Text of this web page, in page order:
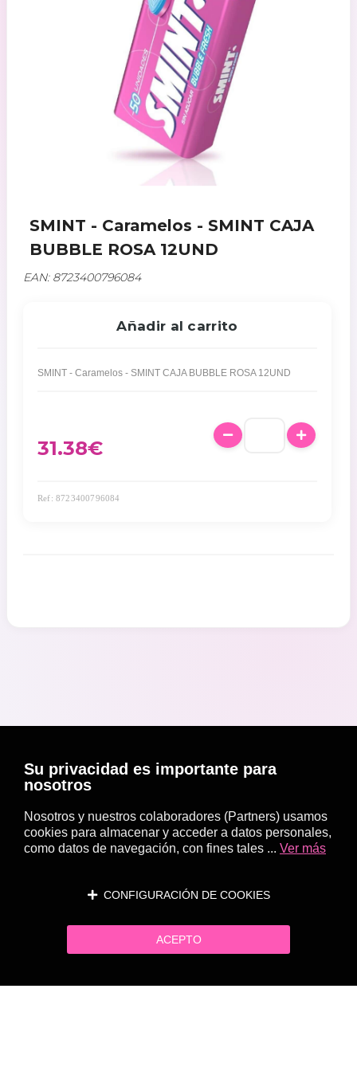
SMINT - Caramelos - SMINT CAJA
BUBBLE ROSA 12UND
EAN: 8723400796084
Añadir al carrito
SMINT - Caramelos - SMINT CAJA BUBBLE ROSA 12UND
31.38€
Ref: 8723400796084
Su privacidad es importante para
nosotros
Nosotros y nuestros colaboradores (Partners) usamos
cookies para almacenar y acceder a datos personales,
como datos de navegación, con fines tales ... Ver más
CONFIGURACIÓN DE COOKIES
ACEPTO